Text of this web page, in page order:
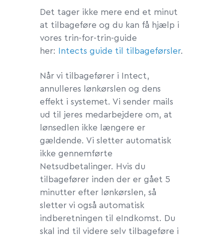
Det tager ikke mere end et minut
at tilbageføre og du kan få hjælp i
vores trin-for-trin-guide
her:
Intects guide til tilbageførsler.
Når vi tilbagefører i Intect,
annulleres lønkørslen og dens
effekt i systemet. Vi sender mails
ud til jeres medarbejdere om, at
lønsedlen ikke længere er
gældende. Vi sletter automatisk
ikke gennemførte
Netsudbetalinger. Hvis du
tilbagefører inden der er gået 5
minutter efter lønkørslen, så
sletter vi også automatisk
indberetningen til eIndkomst. Du
skal ind til videre selv tilbageføre i